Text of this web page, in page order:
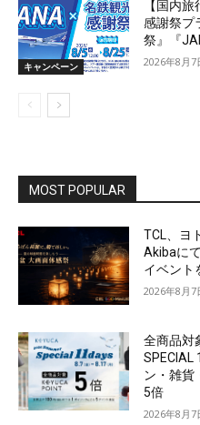
キャンペーン
【国内
感謝祭プ
祭』『
2026年8月7
MOST POPULAR
TCL、ヨ
Akibaに
イベント
2026年8月7
全商品対
SPECIAL
ン・雑貨
5倍
2026年8月7